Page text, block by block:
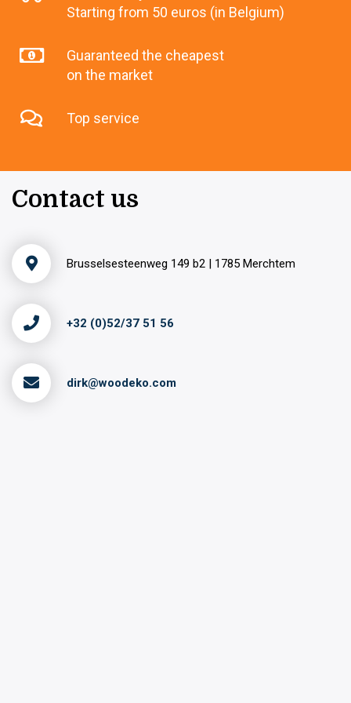
Starting from 50 euros (in Belgium)
Guaranteed the cheapest
on the market
Top service
Contact us
Brusselsesteenweg 149 b2 | 1785 Merchtem
+32 (0)52/37 51 56
dirk@woodeko.com